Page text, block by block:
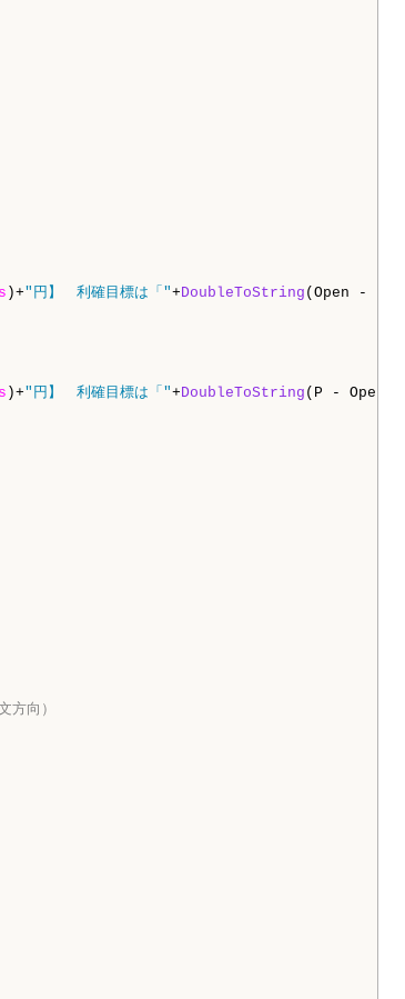
)+"円】　利確目標は「"+DoubleToString (Open - P,
)+"円】　利確目標は「"+DoubleToString (P - Open,
方向）